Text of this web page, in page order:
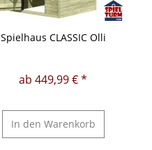
Spielhaus CLASSIC Olli
ab 449,99 € *
In den Warenkorb